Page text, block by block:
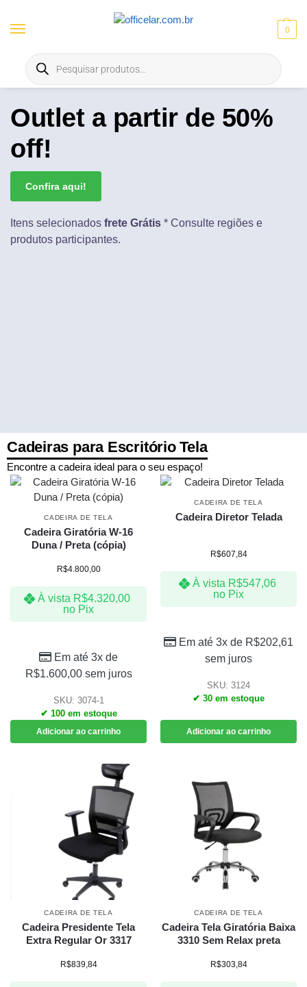
0
Entrega gratis em Goiânia e Aparecida | ⚡ 10% OFF no Pix
Outlet a partir de 50%
off!
Confira aqui!
Itens selecionados frete Grátis * Consulte regiões e
produtos participantes.
Cadeiras para Escritório Tela
Encontre a cadeira ideal para o seu espaço!
CADEIRA DE TELA
Cadeira Giratória W-16
Duna / Preta (cópia)
R$4.800,00
À vista R$4.320,00
no Pix
Em até 3x de
R$1.600,00sem juros
SKU: 3074-1
✔ 100 em estoque
Adicionar ao carrinho
CADEIRA DE TELA
Cadeira Diretor Telada
R$607,84
À vista R$547,06
no Pix
Em até 3x de R$202,61
sem juros
SKU: 3124
✔ 30 em estoque
Adicionar ao carrinho
CADEIRA DE TELA
Cadeira Presidente Tela
Extra Regular Or 3317
R$839,84
CADEIRA DE TELA
Cadeira Tela Giratória Baixa
3310 Sem Relax preta
R$303,84